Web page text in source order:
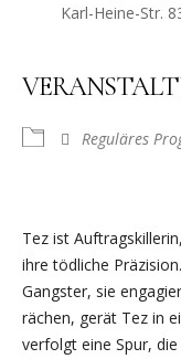
Karl-Heine-Str.
Reguläres
Tez ist
ihre tödliche
Gangster, sie
rächen, gerät Tez in
verfolgt eine Spur,